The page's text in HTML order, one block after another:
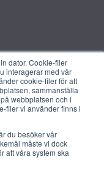
dator. Cookie-filer
interagerar med vår
cookie-filer för att
sammanställa
webbplatsen och i
filer vi använder finns i
du besöker vår
måste vi dock
att våra system ska